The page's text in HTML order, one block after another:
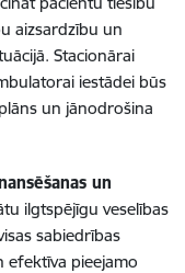
aizsardzību un
Stacionārai
iestādei būs
un jānodrošina
un
ilgtspējīgu veselības
sabiedrības
efektīva pieejamo